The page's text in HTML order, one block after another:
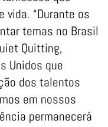
vida. “Durante os
temas no Brasil
Quitting,
Unidos que
dos talentos
em nossos
permanecerá